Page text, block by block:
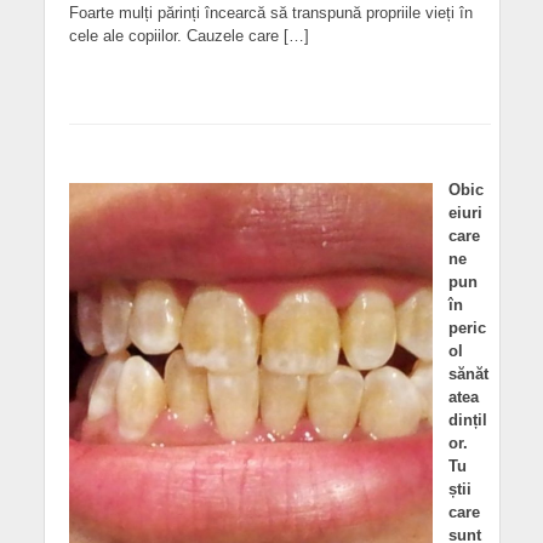
Foarte mulți părinți încearcă să transpună propriile vieți în
cele ale copiilor. Cauzele care […]
Obic
eiuri
care
ne
pun
în
peric
ol
sănăt
atea
dințil
or.
Tu
știi
care
sunt